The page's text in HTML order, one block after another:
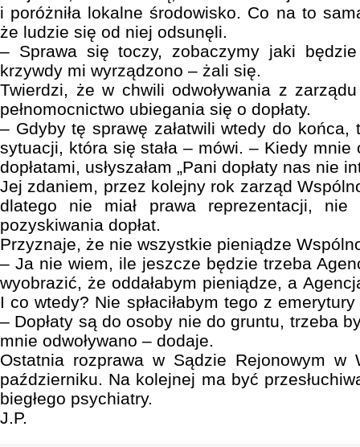
i poróżniła lokalne środowisko. Co na to
że ludzie się od niej odsunęli.
– Sprawa się toczy, zobaczymy jaki
krzywdy mi wyrządzono – żali się.
Twierdzi, że w chwili odwoływania z
pełnomocnictwo ubiegania się o dopłaty.
– Gdyby tę sprawę załatwili wtedy do końca,
sytuacji, która się stała – mówi. – Kiedy mnie
dopłatami, usłyszałam „Pani dopłaty nas nie
Jej zdaniem, przez kolejny rok zarząd
dlatego nie miał prawa reprezentacji, nie
pozyskiwania dopłat.
Przyznaje, że nie wszystkie pieniądze
– Ja nie wiem, ile jeszcze będzie trzeba
wyobrazić, że oddałabym pieniądze, a
I co wtedy? Nie spłaciłabym tego z
– Dopłaty są do osoby nie do gruntu, trzeba
mnie odwoływano – dodaje.
Ostatnia rozprawa w Sądzie Rejonowym w
październiku. Na kolejnej ma być
biegłego psychiatry.
J.P.